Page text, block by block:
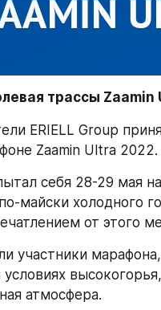
трассы Zaamin
ERIELL Group
Zaamin Ultra 2022.
себя 28-29 мая
майски холодного
от этого
участники
атмосфера.